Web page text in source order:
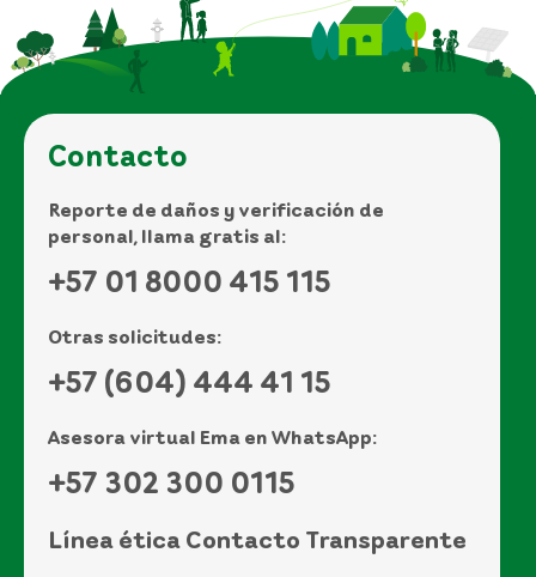
Contacto
Reporte de daños y verificación de
personal, llama gratis al:
+57 01 8000 415 115
Otras solicitudes:
+57 (604) 444 41 15
Asesora virtual Ema en WhatsApp:
+57 302 300 0115
Línea ética Contacto Transparente